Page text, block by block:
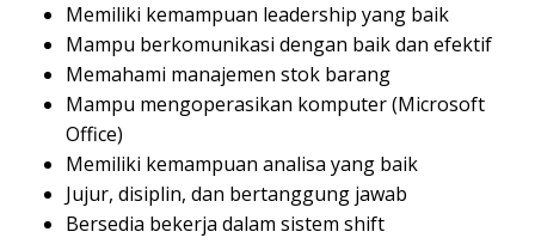
Memiliki kemampuan leadership yang baik
Mampu berkomunikasi dengan baik dan efektif
Memahami manajemen stok barang
Mampu mengoperasikan komputer (Microsoft
Office)
Memiliki kemampuan analisa yang baik
Jujur, disiplin, dan bertanggung jawab
Bersedia bekerja dalam sistem shift